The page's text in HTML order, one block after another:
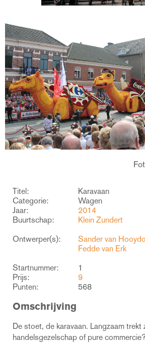
Titel:
Karavaan
Categorie:
Wagen
Jaar:
2014
Buurtschap:
Klein Zundert
Ontwerper(s):
Sander van
Fedde van Erk
Startnummer:
1
Prijs:
9
Punten:
568
Omschrijving
De stoet, de karavaan. Langzaam trekt
handelsgezelschap of pure